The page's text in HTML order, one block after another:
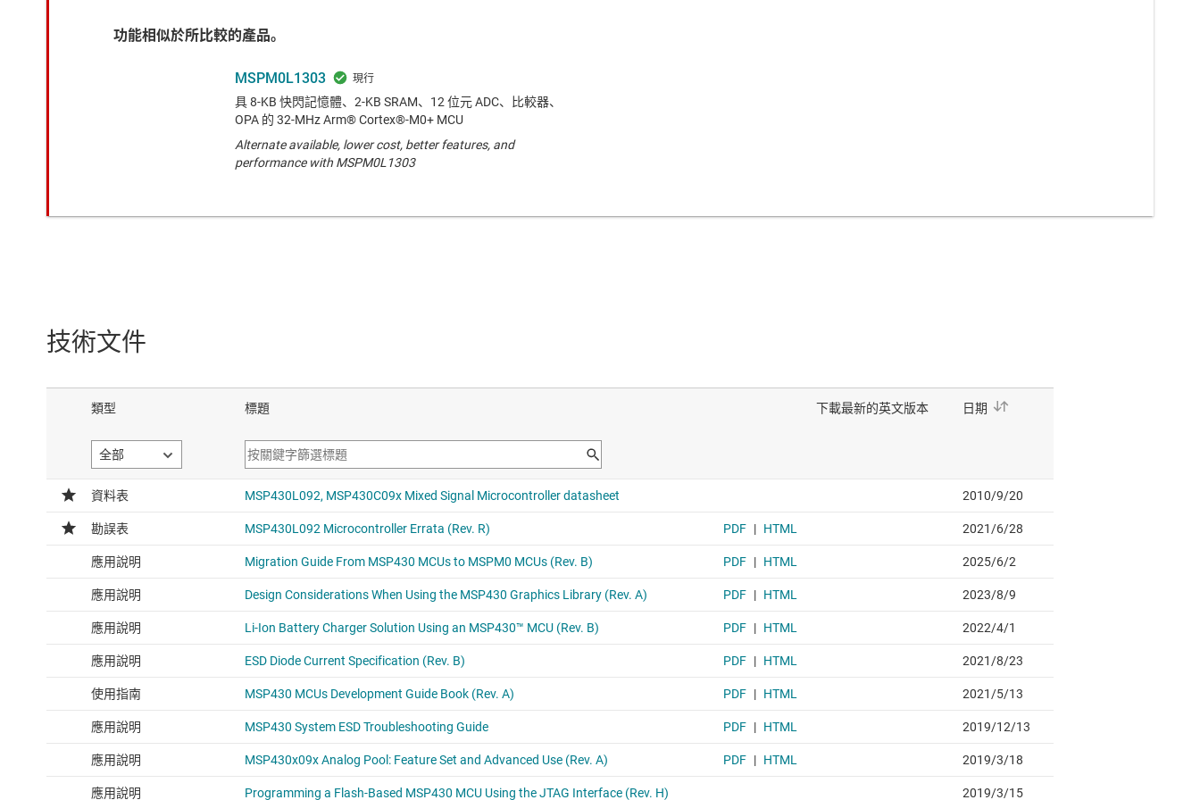
功能相似於所比較的產品。
MSPM0L1303
具 8-KB 快閃記憶體、2-KB SRAM、12 位元 ADC、比較器、
OPA 的 32-MHz Arm® Cortex®-M0+ MCU
Alternate available, lower cost, better features, and
performance with MSPM0L1303
技術文件